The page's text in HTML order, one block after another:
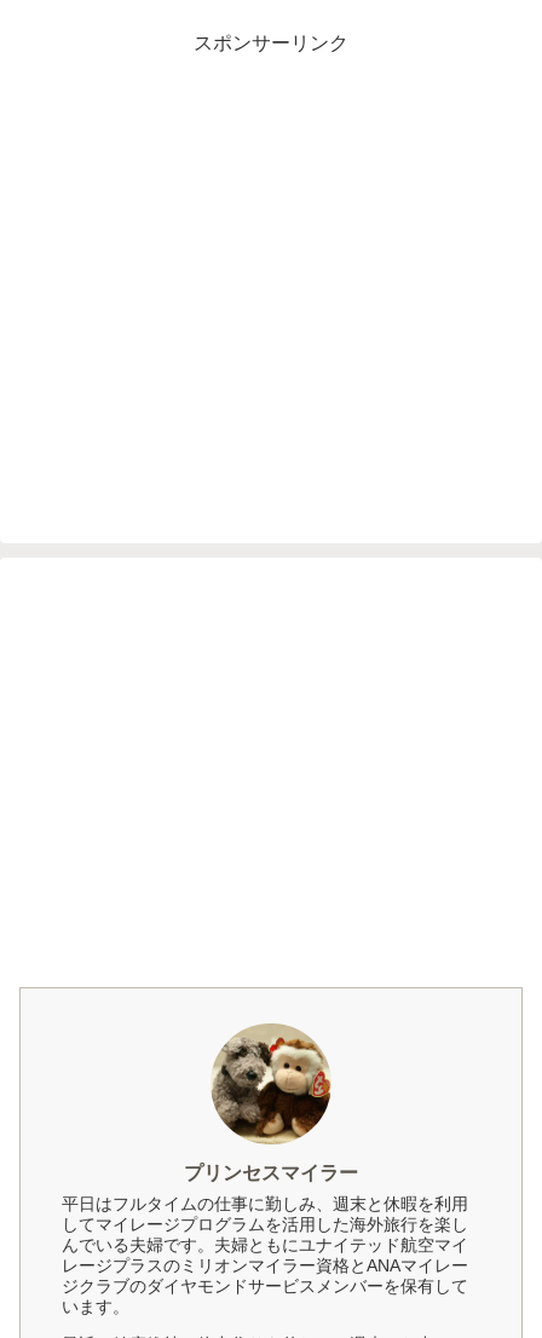
スポンサーリンク
プリンセスマイラー
平日はフルタイムの仕事に勤しみ、週末と休暇を利用
してマイレージプログラムを活用した海外旅行を楽し
んでいる夫婦です。夫婦ともにユナイテッド航空マイ
レージプラスのミリオンマイラー資格とANAマイレー
ジクラブのダイヤモンドサービスメンバーを保有して
います。